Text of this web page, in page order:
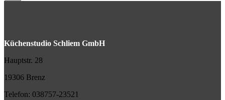
Küchenstudio Schliem GmbH
Hauptstr. 28
19306 Brenz
Telefon: 038757-23521